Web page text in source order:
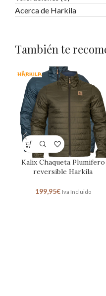
Acerca de Harkila
También te
Kalix Chaqueta Plumifero
reversible Harkila
199,95€ Iva Incluido